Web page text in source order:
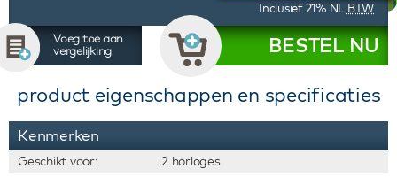
Inclusief 21% NL BTW
Voeg toe aan
vergelijking
BESTEL NU
product eigenschappen en specificaties
Kenmerken
Geschikt voor: 2 horloges